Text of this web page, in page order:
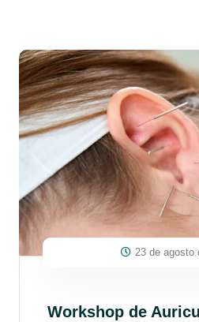
23 de agosto
Workshop de